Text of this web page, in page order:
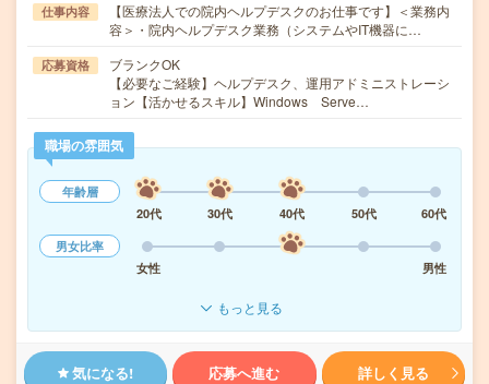
仕事内容
【医療法人での院内ヘルプデスクのお仕事です】＜業務内
容＞・院内ヘルプデスク業務（システムやIT機器に…
応募資格
ブランクOK
【必要なご経験】ヘルプデスク、運用アドミニストレーシ
ョン【活かせるスキル】Windows Serve…
職場の雰囲気
年齢層
20代
30代 40代 50代
60代
男女比率
女性
男性
もっと見る
気になる! 応募へ進む 詳しく見る